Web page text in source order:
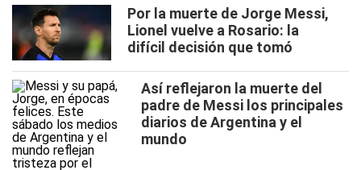
Por la muerte de Jorge Messi,
Lionel vuelve a Rosario: la
difícil decisión que tomó
Así reflejaron la muerte del
padre de Messi los principales
diarios de Argentina y el
mundo